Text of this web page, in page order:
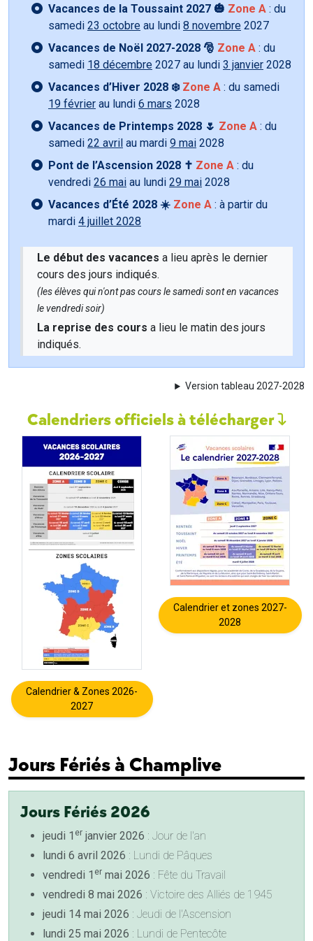
Vacances de la Toussaint 2027 🎃 Zone A : du
samedi 23 octobre au lundi 8 novembre 2027
Vacances de Noël 2027-2028 🎅 Zone A : du
samedi 18 décembre 2027 au lundi 3 janvier 2028
Vacances d’Hiver 2028 ❄️ Zone A : du samedi
19 février au lundi 6 mars 2028
Vacances de Printemps 2028 🌷 Zone A : du
samedi 22 avril au mardi 9 mai 2028
Pont de l’Ascension 2028 ✝️ Zone A : du
vendredi 26 mai au lundi 29 mai 2028
Vacances d’Été 2028 ☀️ Zone A : à partir du
mardi 4 juillet 2028
Le début des vacances a lieu après le dernier
cours des jours indiqués.
(les élèves qui n'ont pas cours le samedi sont en vacances
le vendredi soir)
La reprise des cours a lieu le matin des jours
indiqués.
Version tableau 2027-2028
Calendriers officiels à télécharger
Calendrier & Zones 2026-
2027
Calendrier et zones 2027-
2028
Jours Fériés à Champlive
Jours Fériés 2026
jeudi 1 er janvier 2026 : Jour de l'an
lundi 6 avril 2026 : Lundi de Pâques
vendredi 1 er mai 2026 : Fête du Travail
vendredi 8 mai 2026 : Victoire des Alliés de 1945
jeudi 14 mai 2026 : Jeudi de l'Ascension
lundi 25 mai 2026 : Lundi de Pentecôte